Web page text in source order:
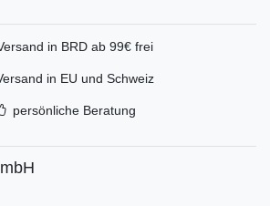
in BRD ab 99€ frei
in EU und Schweiz
persönliche Beratung